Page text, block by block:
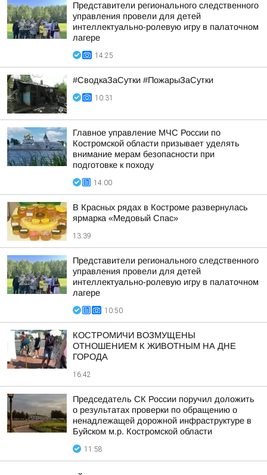
Представители регионального следственного
управления провели для детей
интеллектуально-ролевую игру в палаточном
лагере
14:25
#СводкаЗаСутки #ПожарыЗаСутки
10:31
Главное управление МЧС России по
Костромской области призывает уделять
внимание мерам безопасности при
подготовке к походу
14:00
В Красных рядах в Костроме развернулась
ярмарка «Медовый Спас»
13:39
Представители регионального следственного
управления провели для детей
интеллектуально-ролевую игру в палаточном
лагере
10:50
КОСТРОМИЧИ ВОЗМУЩЕНЫ
ОТНОШЕНИЕМ К ЖИВОТНЫМ НА ДНЕ
ГОРОДА
16:42
Председатель СК России поручил доложить
о результатах проверки по обращению о
ненадлежащей дорожной инфраструктуре в
Буйском м.р. Костромской области
11:58